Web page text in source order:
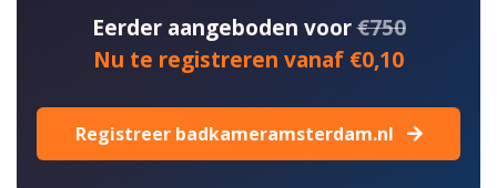
Eerder aangeboden voor€750
Nu te registreren vanaf €0,10
Registreer badkameramsterdam.nl